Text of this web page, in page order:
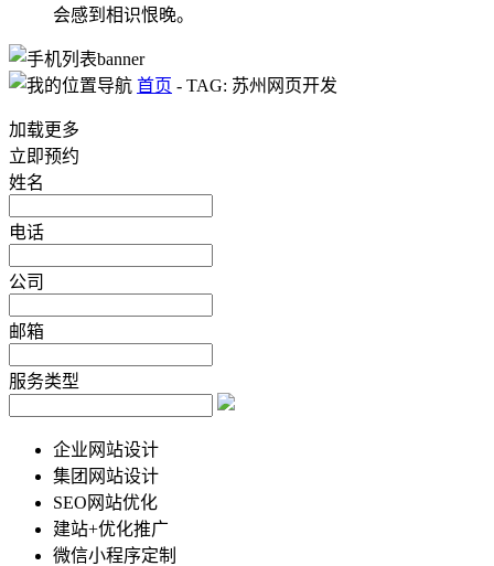
会感到相识恨晚。
首页 - TAG: 苏州网页开发
加载更多
立即预约
姓名
电话
公司
邮箱
服务类型
企业网站设计
集团网站设计
SEO网站优化
建站+优化推广
微信小程序定制